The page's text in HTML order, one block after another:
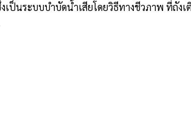
ป็นระบบบำบัดน้ำเสียโดยวิธีทางชีวภาพ ที่ถัง